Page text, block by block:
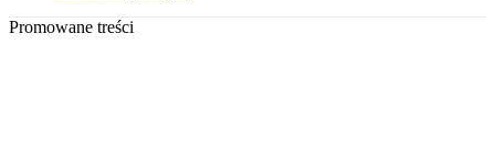
Promowane treści